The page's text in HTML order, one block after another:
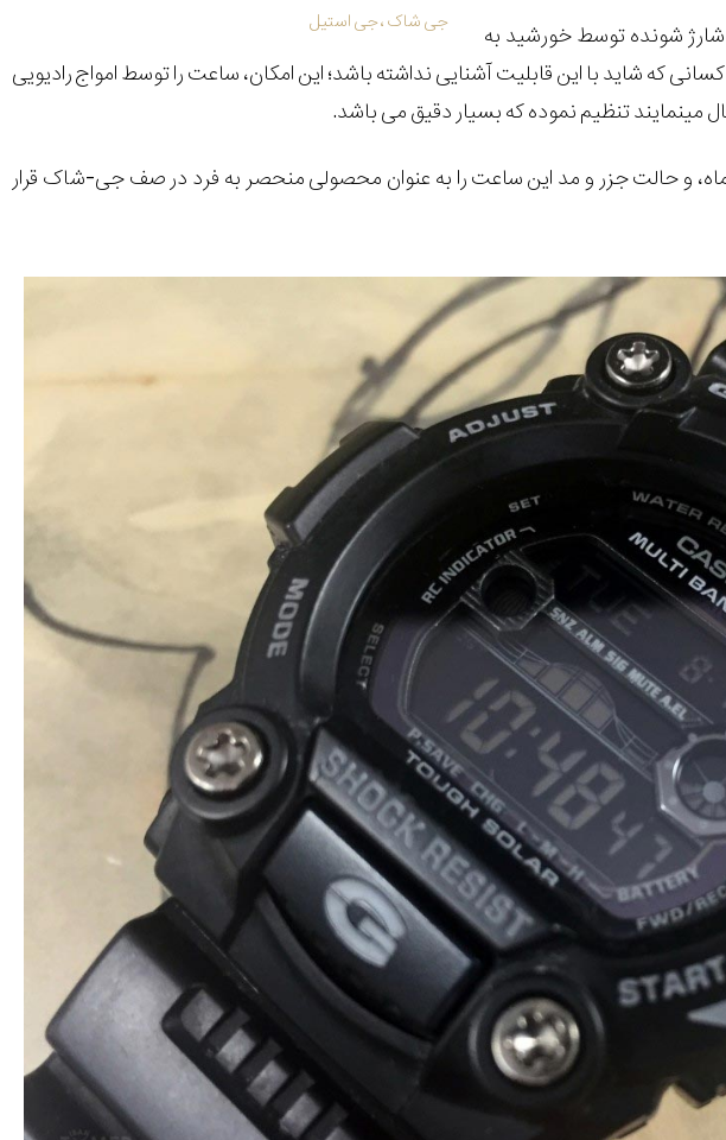
جی شاک ، جی استیل
این مدل به باتری شارژ شونده توسط خورشید به
که شاید با این قابلیت آشنایی نداشته باشد؛ این امکان، ساعت را توسط امواج رادیویی
مینمایند تنظیم نموده که بسیار دقیق می باشد.
و حالت جزر و مد این ساعت را به عنوان محصولی منحصر به فرد در صف جی-شاک قرار